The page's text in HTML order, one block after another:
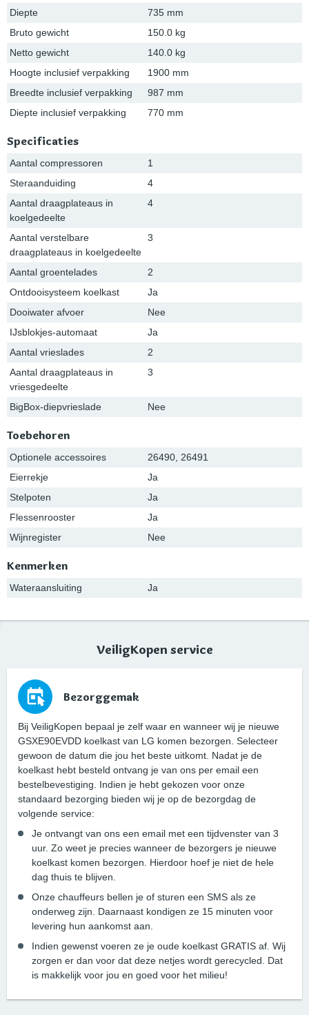
Diepte
735 mm
Bruto gewicht
150.0 kg
Netto gewicht
140.0 kg
Hoogte inclusief verpakking
1900 mm
Breedte inclusief verpakking
987 mm
Diepte inclusief verpakking
770 mm
Specificaties
Aantal compressoren
1
Steraanduiding
4
Aantal draagplateaus in
koelgedeelte
4
Aantal verstelbare
draagplateaus in koelgedeelte
3
Aantal groentelades
2
Ontdooisysteem koelkast
Ja
Dooiwater afvoer
Nee
IJsblokjes-automaat
Ja
Aantal vrieslades
2
Aantal draagplateaus in
vriesgedeelte
3
BigBox-diepvrieslade Nee
Toebehoren
Optionele accessoires
26490, 26491
Eierrekje
Ja
Stelpoten
Ja
Flessenrooster
Ja
Wijnregister
Nee
Kenmerken
Wateraansluiting Ja
VeiligKopen service
Bezorggemak
Bij VeiligKopen bepaal je zelf waar en wanneer wij je nieuwe
GSXE90EVDD koelkast van LG komen bezorgen. Selecteer
gewoon de datum die jou het beste uitkomt. Nadat je de
koelkast hebt besteld ontvang je van ons per email een
bestelbevestiging. Indien je hebt gekozen voor onze
standaard bezorging bieden wij je op de bezorgdag de
volgende service:
Je ontvangt van ons een email met een tijdvenster van 3
uur. Zo weet je precies wanneer de bezorgers je nieuwe
koelkast komen bezorgen. Hierdoor hoef je niet de hele
dag thuis te blijven.
Onze chauffeurs bellen je of sturen een SMS als ze
onderweg zijn. Daarnaast kondigen ze 15 minuten voor
levering hun aankomst aan.
Indien gewenst voeren ze je oude koelkast GRATIS af. Wij
zorgen er dan voor dat deze netjes wordt gerecycled. Dat
is makkelijk voor jou en goed voor het milieu!